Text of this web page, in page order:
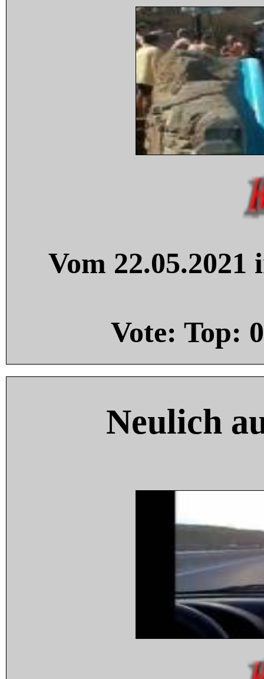
Vom
Vote: Top: 0
Neulich